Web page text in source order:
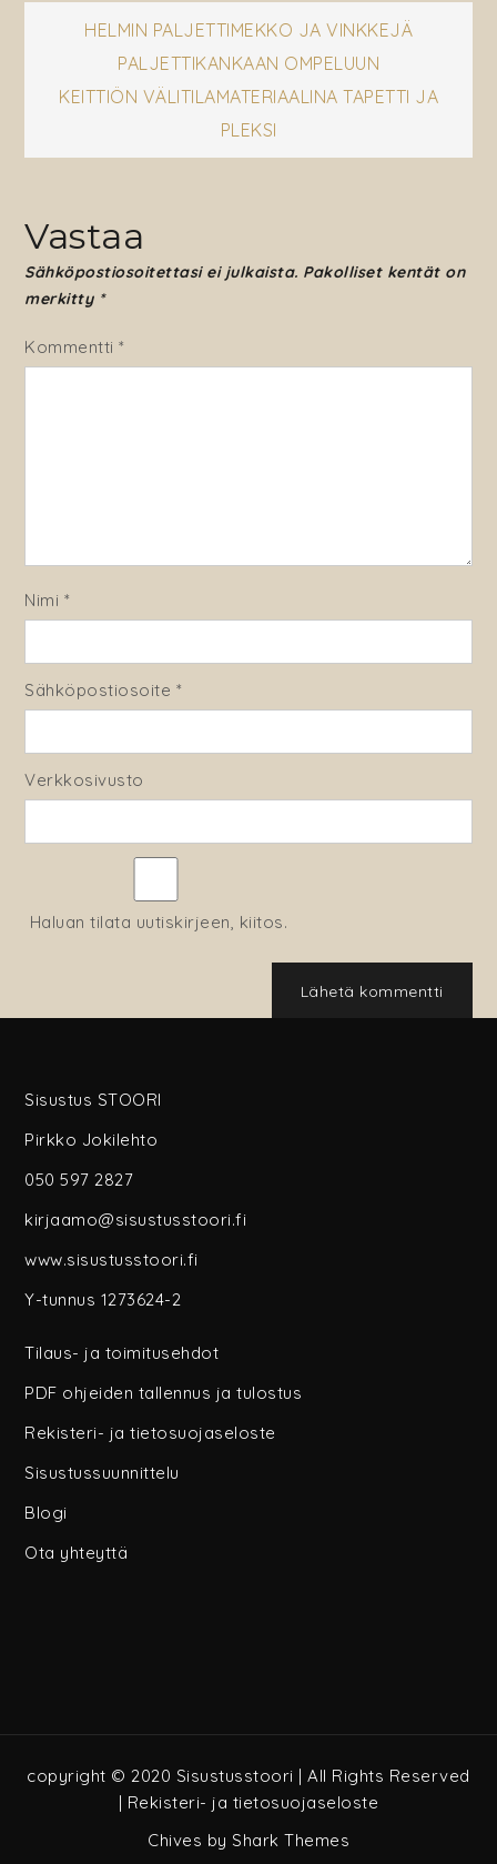
Artikkelien
selaus
HELMIN PALJETTIMEKKO JA VINKKEJÄ
PALJETTIKANKAAN OMPELUUN
KEITTIÖN VÄLITILAMATERIAALINA TAPETTI JA
PLEKSI
Vastaa
Sähköpostiosoitettasi ei julkaista. Pakolliset kentät on
merkitty *
Kommentti*
Nimi *
Sähköpostiosoite *
Verkkosivusto
Haluan tilata uutiskirjeen, kiitos.
Sisustus STOORI
Pirkko Jokilehto
050 597 2827
kirjaamo@sisustusstoori.fi
www.sisustusstoori.fi
Y-tunnus 1273624-2
Tilaus- ja toimitusehdot
PDF ohjeiden tallennus ja tulostus
Rekisteri- ja tietosuojaseloste
Sisustussuunnittelu
Blogi
Ota yhteyttä
copyright © 2020 Sisustusstoori | All Rights Reserved
| Rekisteri- ja tietosuojaseloste
Chives by Shark Themes